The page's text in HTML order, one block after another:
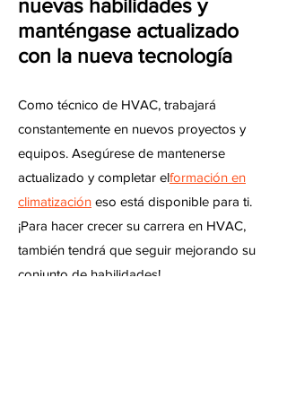
nuevas habilidades y
manténgase actualizado
con la nueva tecnología
Como técnico de HVAC, trabajará
constantemente en nuevos proyectos y
equipos. Asegúrese de mantenerse
actualizado y completar elformación en
climatización eso está disponible para ti.
¡Para hacer crecer su carrera en HVAC,
también tendrá que seguir mejorando su
conjunto de habilidades!